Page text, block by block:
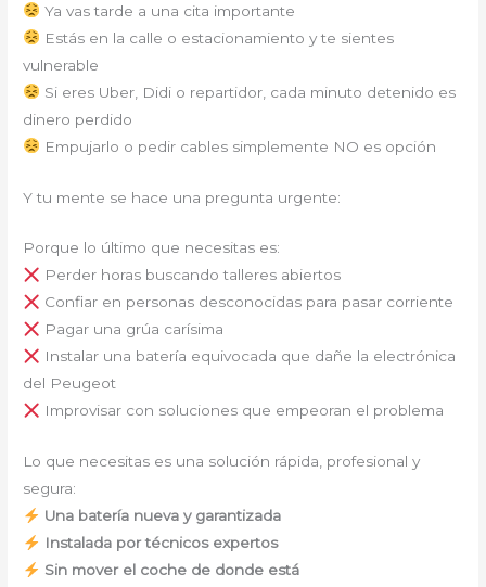
Ya vas tarde a una cita importante
Estás en la calle o estacionamiento y te sientes
vulnerable
Si eres Uber, Didi o repartidor, cada minuto detenido es
dinero perdido
Empujarlo o pedir cables simplemente NO es opción
Y tu mente se hace una pregunta urgente:
Porque lo último que necesitas es:
Perder horas buscando talleres abiertos
Confiar en personas desconocidas para pasar corriente
Pagar una grúa carísima
Instalar una batería equivocada que dañe la electrónica
del Peugeot
Improvisar con soluciones que empeoran el problema
Lo que necesitas es una solución rápida, profesional y
segura:
Una batería nueva y garantizada
Instalada por técnicos expertos
Sin mover el coche de donde está